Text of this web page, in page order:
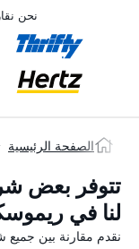
نحن
الصفحة الرئيسية
تتوفر بعض
لنا في
نقدم مقارنة بين